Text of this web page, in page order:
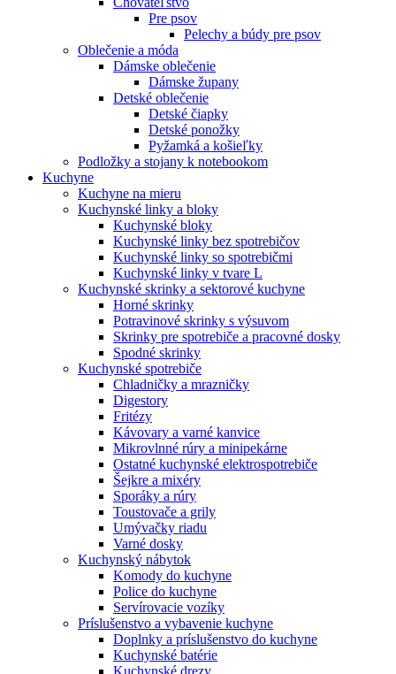
Pre psov
Pelechy a búdy pre psov
Oblečenie a móda
Dámske oblečenie
Dámske župany
Detské oblečenie
Detské čiapky
Detské ponožky
Pyžamká a košieľky
Podložky a stojany k notebookom
Kuchyne
Kuchyne na mieru
Kuchynské linky a bloky
Kuchynské bloky
Kuchynské linky bez spotrebičov
Kuchynské linky so spotrebičmi
Kuchynské linky v tvare L
Kuchynské skrinky a sektorové kuchyne
Horné skrinky
Potravinové skrinky s výsuvom
Skrinky pre spotrebiče a pracovné dosky
Spodné skrinky
Kuchynské spotrebiče
Chladničky a mrazničky
Digestory
Fritézy
Kávovary a varné kanvice
Mikrovlnné rúry a minipekárne
Ostatné kuchynské elektrospotrebiče
Šejkre a mixéry
Sporáky a rúry
Toustovače a grily
Umývačky riadu
Varné dosky
Kuchynský nábytok
Komody do kuchyne
Police do kuchyne
Servírovacie vozíky
Príslušenstvo a vybavenie kuchyne
Doplnky a príslušenstvo do kuchyne
Kuchynské batérie
Kuchynské drezy